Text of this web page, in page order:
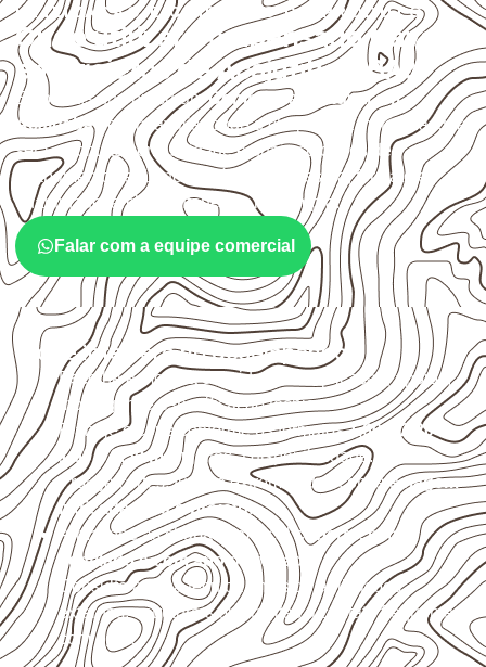
UTILIZAÇÃO E CUIDADOS DO PRODUTO
Onde utilizar Compensado Naval
em projetos de Acajutiba – BA?
Empresas que procuramCompensado Naval em
Acajutibadevem avaliar onde a chapa será instalada, qual
será o contato com umidade e quais cuidados de
acabamento serão necessários. Espessura, formato e
quantidade também interferem na compra.
Falar com a equipe comercial
O que interfere no desempenho
Escolha a medida considerando aplicação, apoios,
montagem e especificação técnica.
Planeje o corte conforme os formatos1,60 × 2,20 m e
1,60 × 2,50 m, sujeitos à disponibilidade.
Proteja cortes, furos e extremidades com aselagem
indicada para o projeto.
Armazene as chapas em localcoberto, seco,
ventilado e com apoio nivelado
Consulte a ficha técnica antes de aplicações
externas, estruturais ou sujeitas a contato frequente
com água.